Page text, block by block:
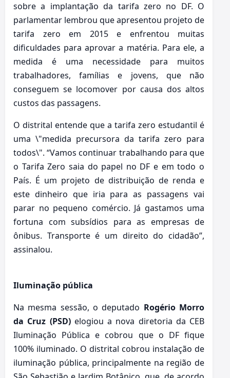
sobre a implantação da tarifa zero no DF. O
parlamentar lembrou que apresentou projeto de
tarifa zero em 2015 e enfrentou muitas
dificuldades para aprovar a matéria. Para ele, a
medida é uma necessidade para muitos
trabalhadores, famílias e jovens, que não
conseguem se locomover por causa dos altos
custos das passagens.
O distrital entende que a tarifa zero estudantil é
uma \"medida precursora da tarifa zero para
todos\". “Vamos continuar trabalhando para que
o Tarifa Zero saia do papel no DF e em todo o
País. É um projeto de distribuição de renda e
este dinheiro que iria para as passagens vai
parar no pequeno comércio. Já gastamos uma
fortuna com subsídios para as empresas de
ônibus. Transporte é um direito do cidadão”,
assinalou.
Iluminação pública
Na mesma sessão, o deputado Rogério Morro
da Cruz (PSD)elogiou a nova diretoria da CEB
Iluminação Pública e cobrou que o DF fique
100% iluminado. O distrital cobrou instalação de
iluminação pública, principalmente na região de